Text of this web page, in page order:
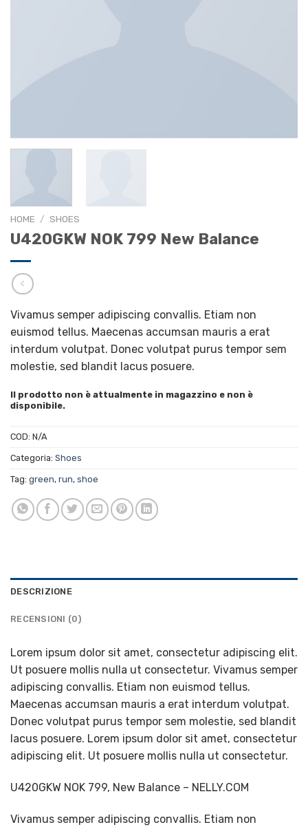
HOME / SHOES
U420GKW NOK 799 New Balance
Vivamus semper adipiscing convallis. Etiam non
euismod tellus. Maecenas accumsan mauris a erat
interdum volutpat. Donec volutpat purus tempor sem
molestie, sed blandit lacus posuere.
Il prodotto non è attualmente in magazzino e non è
disponibile.
COD: N/A
Categoria: Shoes
Tag: green, run, shoe
DESCRIZIONE
RECENSIONI (0)
Lorem ipsum dolor sit amet, consectetur adipiscing elit.
Ut posuere mollis nulla ut consectetur. Vivamus semper
adipiscing convallis. Etiam non euismod tellus.
Maecenas accumsan mauris a erat interdum volutpat.
Donec volutpat purus tempor sem molestie, sed blandit
lacus posuere. Lorem ipsum dolor sit amet, consectetur
adipiscing elit. Ut posuere mollis nulla ut consectetur.
U420GKW NOK 799, New Balance – NELLY.COM
Vivamus semper adipiscing convallis. Etiam non